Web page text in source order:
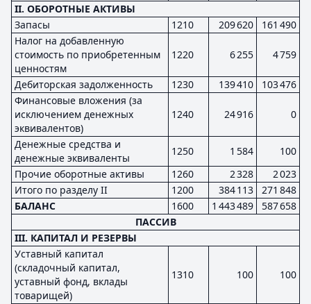
II. ОБОРОТНЫЕ АКТИВЫ
Запасы
1210 209 620
161 490
Налог на добавленную
стоимость по приобретенным
ценностям
1220 6 255 4 759
Дебиторская задолженность 1230 139 410
103 476
Финансовые вложения (за
исключением денежных
эквивалентов)
1240 24 916 0
Денежные средства и
денежные эквиваленты
1250 1 584
100
Прочие оборотные активы
1260 2 328
2 023
Итого по разделу II
1200 384 113
271 848
БАЛАНС
1600 1 443 489
587 658
ПАССИВ
III. КАПИТАЛ И РЕЗЕРВЫ
Уставный капитал
(складочный капитал,
уставный фонд, вклады
товарищей)
1310 100 100